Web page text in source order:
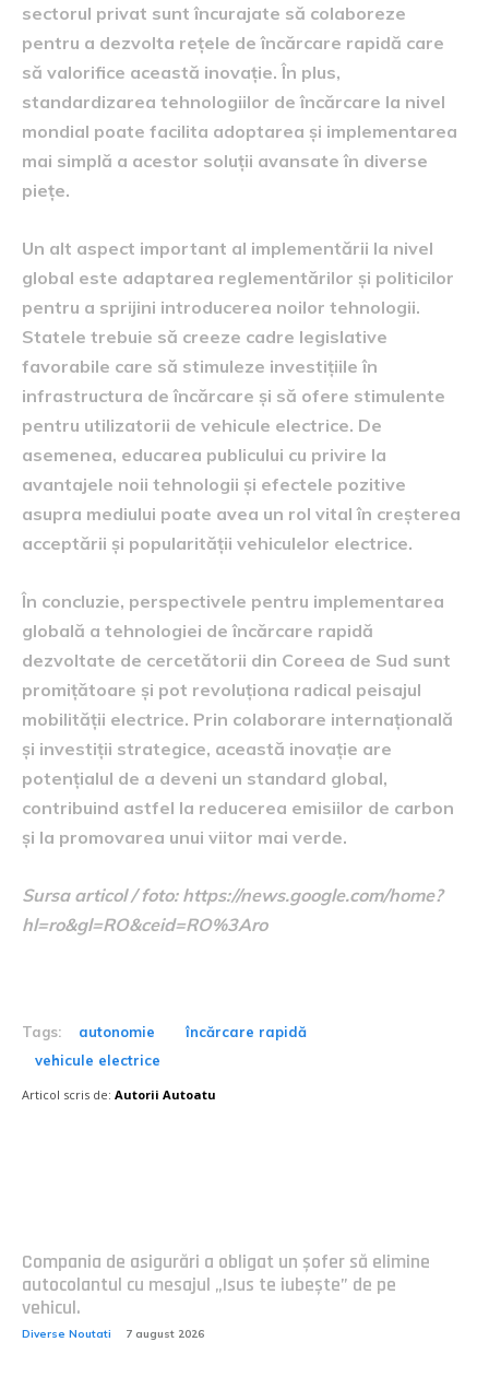
sectorul privat sunt încurajate să colaboreze
pentru a dezvolta rețele de încărcare rapidă care
să valorifice această inovație. În plus,
standardizarea tehnologiilor de încărcare la nivel
mondial poate facilita adoptarea și implementarea
mai simplă a acestor soluții avansate în diverse
piețe.
Un alt aspect important al implementării la nivel
global este adaptarea reglementărilor și politicilor
pentru a sprijini introducerea noilor tehnologii.
Statele trebuie să creeze cadre legislative
favorabile care să stimuleze investițiile în
infrastructura de încărcare și să ofere stimulente
pentru utilizatorii de vehicule electrice. De
asemenea, educarea publicului cu privire la
avantajele noii tehnologii și efectele pozitive
asupra mediului poate avea un rol vital în creșterea
acceptării și popularității vehiculelor electrice.
În concluzie, perspectivele pentru implementarea
globală a tehnologiei de încărcare rapidă
dezvoltate de cercetătorii din Coreea de Sud sunt
promițătoare și pot revoluționa radical peisajul
mobilității electrice. Prin colaborare internațională
și investiții strategice, această inovație are
potențialul de a deveni un standard global,
contribuind astfel la reducerea emisiilor de carbon
și la promovarea unui viitor mai verde.
Sursa articol / foto: https://news.google.com/home?
hl=ro&gl=RO&ceid=RO%3Aro
Tags: autonomie
încărcare rapidă
vehicule electrice
Articol scris de: Autorii Autoatu
Compania de asigurări a obligat un șofer să elimine
autocolantul cu mesajul „Isus te iubește” de pe
vehicul.
Diverse Noutati 7 august 2026